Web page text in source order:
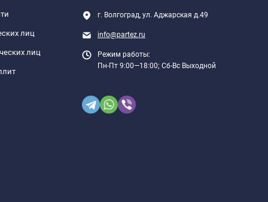
лиц
лиц
г. Волгоград, ул. Аджарская д.49
info@partez.ru
Режим работы:
Пн-Пт 9:00—18:00; Сб-Вс Выходной